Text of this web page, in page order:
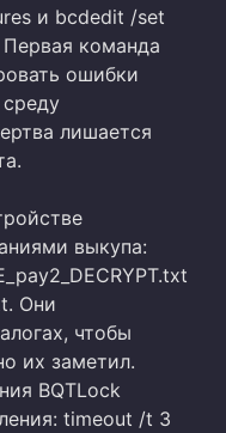
и bcdedit /set
команда
ошибки
лишается
выкупа:
Они
чтобы
их заметил.
BQTLock
timeout /t 3